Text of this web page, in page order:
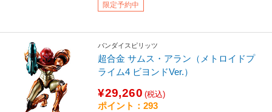
限定予約中
バンダイスピリッツ
超合金 サムス・アラン（メトロイドプ
ライム4 ビヨンドVer.）
¥29,260 (税込)
ポイント：293